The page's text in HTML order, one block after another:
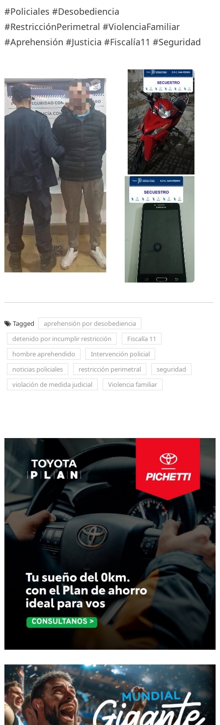
#Policiales #Desobediencia
#RestricciónPerimetral #ViolenciaFamiliar
#Aprehensión #Justicia #Fiscalía11 #Seguridad
Tagged
aprehensión por desobediencia
detenido por incumplir restricción
Fiscalía 11
hombre aprehendido
Intervención policial
noticias policiales
restricción perimetral
seguridad
violación de medida judicial
Violencia familiar
entradas